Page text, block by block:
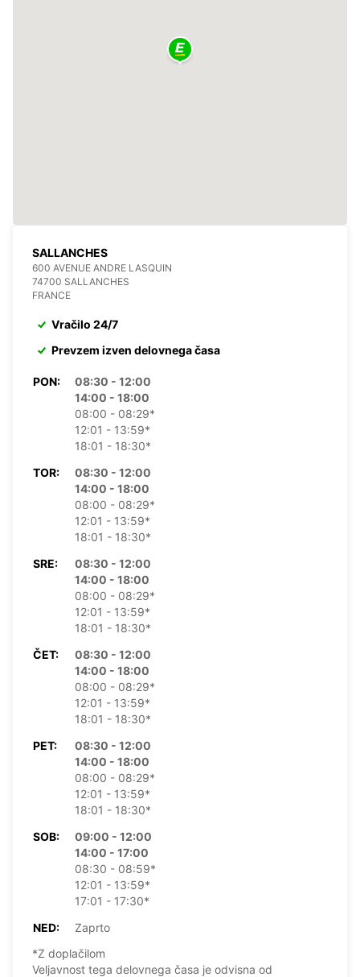
SALLANCHES
600 AVENUE ANDRE LASQUIN
74700 SALLANCHES
FRANCE
Vračilo 24/7
Prevzem izven delovnega časa
PON:
08:30 - 12:00
14:00 - 18:00
08:00 - 08:29*
12:01 - 13:59*
18:01 - 18:30*
TOR:
08:30 - 12:00
14:00 - 18:00
08:00 - 08:29*
12:01 - 13:59*
18:01 - 18:30*
SRE:
08:30 - 12:00
14:00 - 18:00
08:00 - 08:29*
12:01 - 13:59*
18:01 - 18:30*
ČET:
08:30 - 12:00
14:00 - 18:00
08:00 - 08:29*
12:01 - 13:59*
18:01 - 18:30*
PET:
08:30 - 12:00
14:00 - 18:00
08:00 - 08:29*
12:01 - 13:59*
18:01 - 18:30*
SOB:
09:00 - 12:00
14:00 - 17:00
08:30 - 08:59*
12:01 - 13:59*
17:01 - 17:30*
NED:
Zaprto
*Z doplačilom
Veljavnost tega delovnega časa je odvisna od